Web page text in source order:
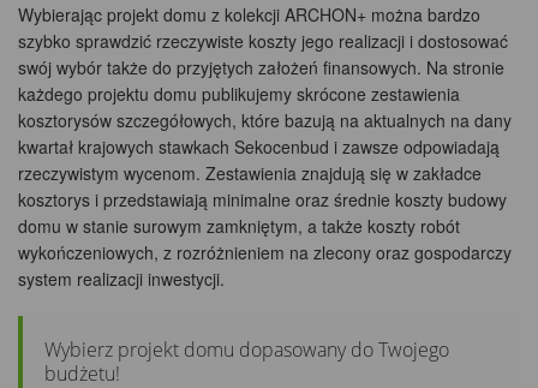
Wybierając projekt domu z kolekcji ARCHON+ można bardzo
szybko sprawdzić rzeczywiste koszty jego realizacji i dostosować
swój wybór także do przyjętych założeń finansowych. Na stronie
każdego projektu domu publikujemy skrócone zestawienia
kosztorysów szczegółowych, które bazują na aktualnych na dany
kwartał krajowych stawkach Sekocenbud i zawsze odpowiadają
rzeczywistym wycenom. Zestawienia znajdują się w zakładce
kosztorys i przedstawiają minimalne oraz średnie koszty budowy
domu w stanie surowym zamkniętym, a także koszty robót
wykończeniowych, z rozróżnieniem na zlecony oraz gospodarczy
system realizacji inwestycji.
Wybierz projekt domu dopasowany do Twojego
budżetu!